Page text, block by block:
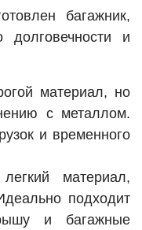
багажник,
и
материал, но
с металлом.
и временного
материал,
подходит
и багажные